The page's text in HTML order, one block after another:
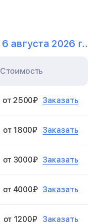
6 августа 2026 г..
Стоимость
от 2500₽ Заказать
от 1800₽ Заказать
от 3000₽ Заказать
от 4000₽ Заказать
от 1200₽ Заказать